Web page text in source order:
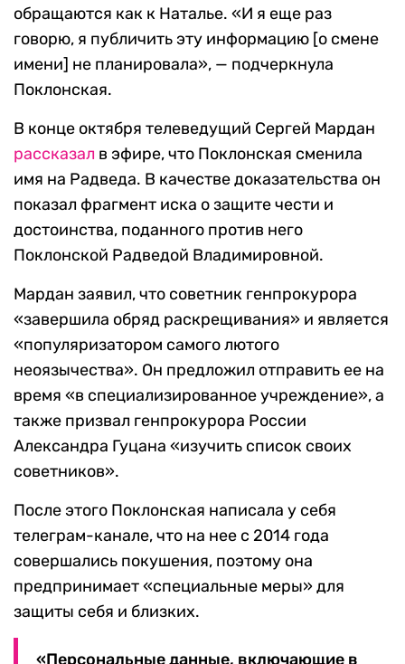
обращаются как к Наталье. «И я еще раз
говорю, я публичить эту информацию [о смене
имени] не планировала», — подчеркнула
Поклонская.
В конце октября телеведущий Сергей Мардан
рассказал в эфире, что Поклонская сменила
имя на Радведа. В качестве доказательства он
показал фрагмент иска о защите чести и
достоинства, поданного против него
Поклонской Радведой Владимировной.
Мардан заявил, что советник генпрокурора
«завершила обряд раскрещивания» и является
«популяризатором самого лютого
неоязычества». Он предложил отправить ее на
время «в специализированное учреждение», а
также призвал генпрокурора России
Александра Гуцана «изучить список своих
советников».
После этого Поклонская написала у себя
телеграм-канале, что на нее с 2014 года
совершались покушения, поэтому она
предпринимает «специальные меры» для
защиты себя и близких.
«Персональные данные, включающие в